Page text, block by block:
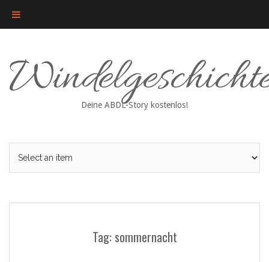
content
Deine ABDL-Story kostenlos!
Tag: sommernacht